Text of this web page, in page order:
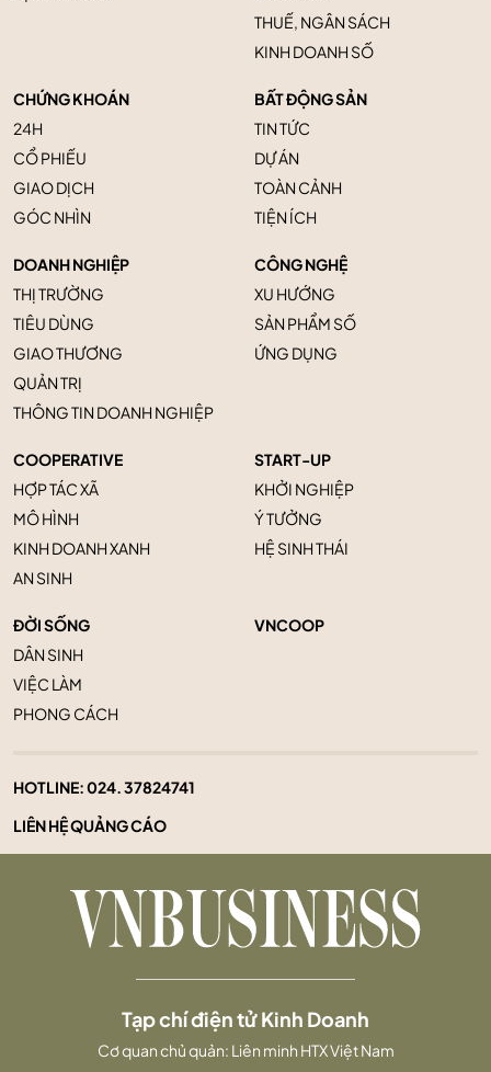
THUẾ, NGÂN SÁCH
KINH DOANH SỐ
CHỨNG KHOÁN
24H
CỔ PHIẾU
GIAO DỊCH
GÓC NHÌN
BẤT ĐỘNG SẢN
TIN TỨC
DỰ ÁN
TOÀN CẢNH
TIỆN ÍCH
DOANH NGHIỆP
THỊ TRƯỜNG
TIÊU DÙNG
GIAO THƯƠNG
QUẢN TRỊ
THÔNG TIN DOANH NGHIỆP
CÔNG NGHỆ
XU HƯỚNG
SẢN PHẨM SỐ
ỨNG DỤNG
COOPERATIVE
HỢP TÁC XÃ
MÔ HÌNH
KINH DOANH XANH
AN SINH
START-UP
KHỞI NGHIỆP
Ý TƯỞNG
HỆ SINH THÁI
ĐỜI SỐNG
DÂN SINH
VIỆC LÀM
PHONG CÁCH
VNCOOP
HOTLINE:024. 37824741
LIÊN HỆ QUẢNG CÁO
Tạp chí điện tử Kinh Doanh
Cơ quan chủ quản: Liên minh HTX Việt Nam